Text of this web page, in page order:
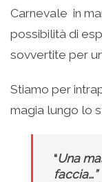
Carnevale in
possibilità di
sovvertite per
Stiamo per
magia lungo lo
“Una
faccia…”